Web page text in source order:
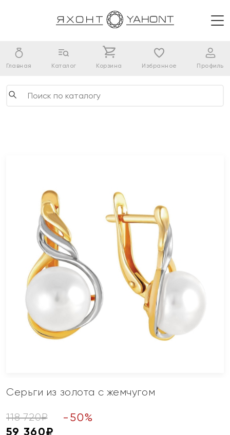
Главная Каталог Корзина Избранное Профиль
Серьги из золота с жемчугом
118 720₽ - 50%
59 360₽